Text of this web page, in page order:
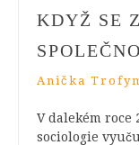
KDYŽ SE
Anička
V dalekém roce
sociologie